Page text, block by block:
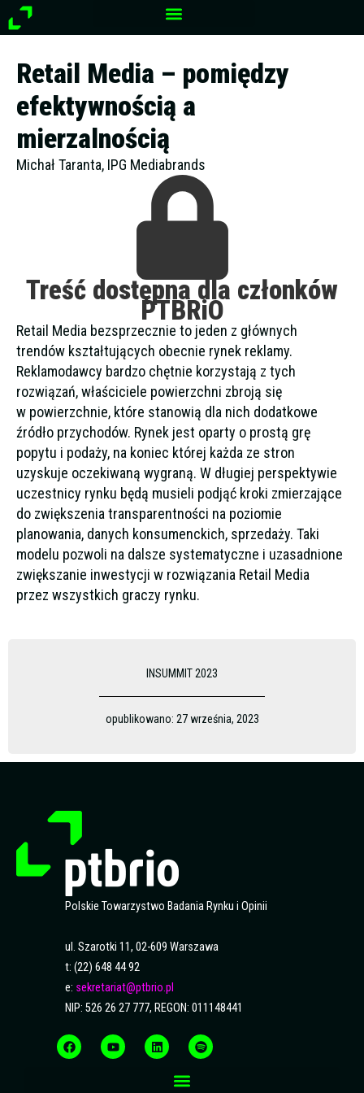
Przejdź
do
Retail Media – pomiędzy
efektywnością a
mierzalnością
Michał Taranta, IPG Mediabrands
Treść dostępna dla członków
PTBRiO
Retail Media bezsprzecznie to jeden z głównych
trendów kształtujących obecnie rynek reklamy.
Reklamodawcy bardzo chętnie korzystają z tych
rozwiązań, właściciele powierzchni zbroją się
w powierzchnie, które stanowią dla nich dodatkowe
źródło przychodów. Rynek jest oparty o prostą grę
popytu i podaży, na koniec której każda ze stron
uzyskuje oczekiwaną wygraną. W długiej perspektywie
uczestnicy rynku będą musieli podjąć kroki zmierzające
do zwiększenia transparentności na poziomie
planowania, danych konsumenckich, sprzedaży. Taki
modelu pozwoli na dalsze systematyczne i uzasadnione
zwiększanie inwestycji w rozwiązania Retail Media
przez wszystkich graczy rynku.
INSUMMIT 2023
opublikowano: 27 września, 2023
Polskie Towarzystwo Badania Rynku i Opinii
ul. Szarotki 11, 02-609 Warszawa
t: (22) 648 44 92
e: sekretariat@ptbrio.pl
NIP: 526 26 27 777, REGON: 011148441
a
c
e
o
u
t
i
n
k
p
o
t